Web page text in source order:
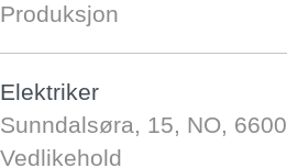
Produksjon
Elektriker
Sunndalsøra, 15, NO, 6600
Vedlikehold